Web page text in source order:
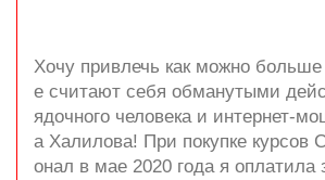
Хочу привлечь как можно
е считают себя обманутыми
ядочного человека и интернет-
а Халилова! При покупке курсов
онал в мае 2020 года я оплатила